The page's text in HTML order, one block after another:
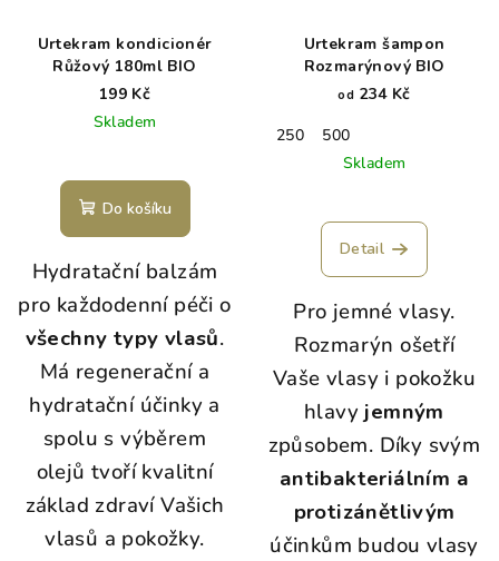
Urtekram kondicionér
Růžový 180ml BIO
199 Kč
Skladem
Do košíku
Hydratační balzám
pro každodenní péči o
všechny typy vlasů.
Má regenerační a
hydratační účinky a
spolu s výběrem
olejů tvoří kvalitní
základ zdraví Vašich
vlasů a pokožky.
Urtekram šampon
Rozmarýnový BIO
od 234 Kč
250
500
Skladem
Detail
Pro jemné vlasy.
Rozmarýn ošetří
Vaše vlasy i pokožku
hlavyjemným
způsobem. Díky svým
antibakteriálním a
protizánětlivým
účinkům budou vlasy